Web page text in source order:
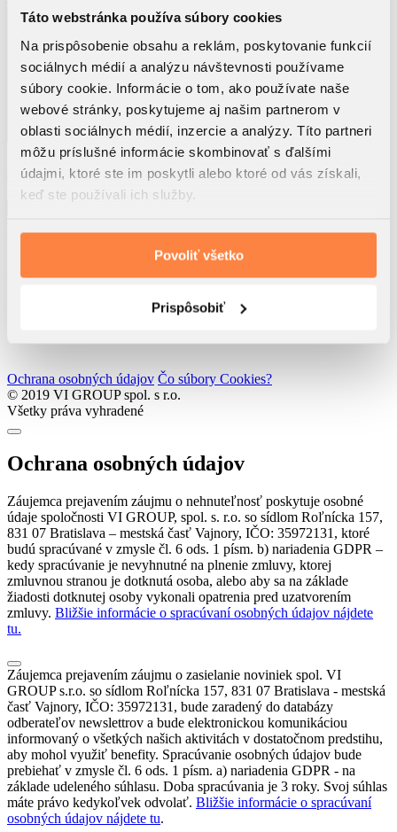
Táto webstránka používa súbory cookies
Na prispôsobenie obsahu a reklám, poskytovanie funkcií
sociálnych médií a analýzu návštevnosti používame
súbory cookie. Informácie o tom, ako používate naše
webové stránky, poskytujeme aj našim partnerom v
oblasti sociálnych médií, inzercie a analýzy. Títo partneri
môžu príslušné informácie skombinovať s ďalšími
údajmi, ktoré ste im poskytli alebo ktoré od vás získali,
keď ste používali ich služby.
Povoliť všetko
Prispôsobiť
Využitím tohto formulára beriem na vedomie, že dôjde k
spracúvaniu osobných údajov
Súhlasím so zasielaním noviniek spol. VI GROUP s.r.o.
VI GROUP Rendez s.r.o.
Ochrana osobných údajov Čo súbory Cookies?
© 2019 VI GROUP spol. s r.o.
Všetky práva vyhradené
Ochrana osobných údajov
Záujemca prejavením záujmu o nehnuteľnosť poskytuje osobné
údaje spoločnosti VI GROUP, spol. s. r.o. so sídlom Roľnícka 157,
831 07 Bratislava – mestská časť Vajnory, IČO: 35972131, ktoré
budú spracúvané v zmysle čl. 6 ods. 1 písm. b) nariadenia GDPR –
kedy spracúvanie je nevyhnutné na plnenie zmluvy, ktorej
zmluvnou stranou je dotknutá osoba, alebo aby sa na základe
žiadosti dotknutej osoby vykonali opatrenia pred uzatvorením
zmluvy. Bližšie informácie o spracúvaní osobných údajov nájdete
tu.
Záujemca prejavením záujmu o zasielanie noviniek spol. VI
GROUP s.r.o. so sídlom Roľnícka 157, 831 07 Bratislava - mestská
časť Vajnory, IČO: 35972131, bude zaradený do databázy
odberateľov newslettrov a bude elektronickou komunikáciou
informovaný o všetkých našich aktivitách v dostatočnom predstihu,
aby mohol využiť benefity. Spracúvanie osobných údajov bude
prebiehať v zmysle čl. 6 ods. 1 písm. a) nariadenia GDPR - na
základe udeleného súhlasu. Doba spracúvania je 3 roky. Svoj súhlas
máte právo kedykoľvek odvolať. Bližšie informácie o spracúvaní
osobných údajov nájdete tu.